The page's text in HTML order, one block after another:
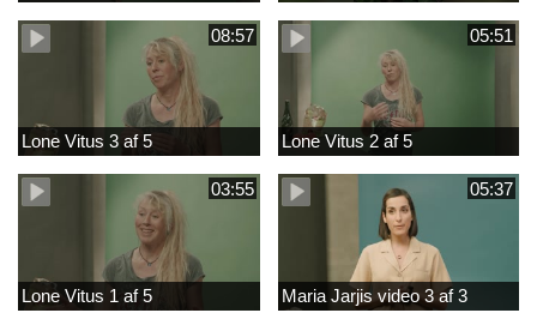
08:57
Lone Vitus 3 af 5
05:51
Lone Vitus 2 af 5
03:55
Lone Vitus 1 af 5
05:37
Maria Jarjis video 3 af 3